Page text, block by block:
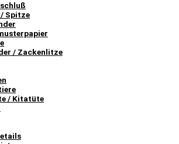
Spitze
/ Zackenlitze
/ Kitatüte